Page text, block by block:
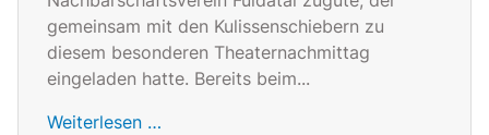
gemeinsam mit den Kulissenschiebern zu
diesem besonderen Theaternachmittag
eingeladen hatte. Bereits beim...
Weiterlesen …